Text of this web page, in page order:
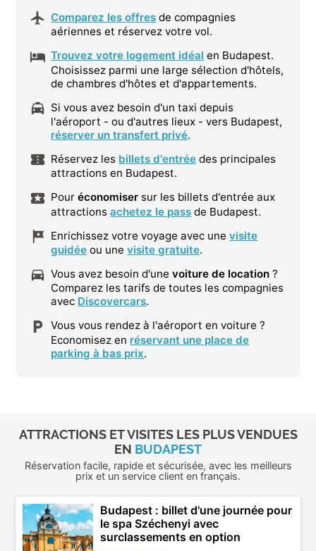
Comparez les offres de compagnies
aériennes et réservez votre vol.
Trouvez votre logement idéal en Budapest.
Choisissez parmi une large sélection d'hôtels,
de chambres d'hôtes et d'appartements.
Si vous avez besoin d'un taxi depuis
l'aéroport - ou d'autres lieux - vers Budapest,
réserver un transfert privé.
Réservez les billets d'entrée des principales
attractions en Budapest.
Pouréconomiser sur les billets d'entrée aux
attractionsachetez le pass de Budapest.
Enrichissez votre voyage avec unevisite
guidée ou unevisite gratuite.
Vous avez besoin d'unevoiture de location ?
Comparez les tarifs de toutes les compagnies
avec Discovercars.
Vous vous rendez à l'aéroport en voiture ?
Economisez en réservant une place de
parking à bas prix.
ATTRACTIONS ET VISITES LES PLUS VENDUES
EN BUDAPEST
Réservation facile, rapide et sécurisée, avec les meilleurs
prix et un service client en français.
Budapest : billet d'une journée pour
le spa Széchenyi avec
surclassements en option